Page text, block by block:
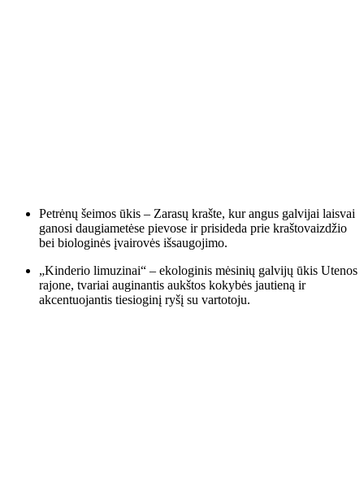
Petrėnų šeimos ūkis – Zarasų krašte, kur angus galvijai laisvai
ganosi daugiametėse pievose ir prisideda prie kraštovaizdžio
bei biologinės įvairovės išsaugojimo.
„Kinderio limuzinai“ – ekologinis mėsinių galvijų ūkis Utenos
rajone, tvariai auginantis aukštos kokybės jautieną ir
akcentuojantis tiesioginį ryšį su vartotoju.